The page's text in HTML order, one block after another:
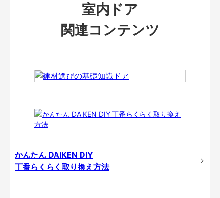
室内ドア
関連コンテンツ
かんたん DAIKEN DIY
丁番らくらく取り換え方法